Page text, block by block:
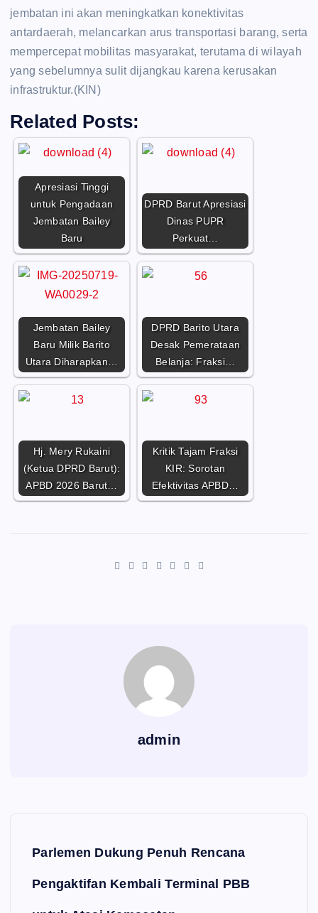
jembatan ini akan meningkatkan konektivitas
antardaerah, melancarkan arus transportasi barang, serta
mempercepat mobilitas masyarakat, terutama di wilayah
yang sebelumnya sulit dijangkau karena kerusakan
infrastruktur.(KIN)
Related Posts:
Apresiasi Tinggi
untuk Pengadaan
Jembatan Bailey
Baru
DPRD Barut Apresiasi
Dinas PUPR
Perkuat…
Jembatan Bailey
Baru Milik Barito
Utara Diharapkan…
DPRD Barito Utara
Desak Pemerataan
Belanja: Fraksi…
Hj. Mery Rukaini
(Ketua DPRD Barut):
APBD 2026 Barut…
Kritik Tajam Fraksi
KIR: Sorotan
Efektivitas APBD…
admin
Parlemen Dukung Penuh Rencana
Pengaktifan Kembali Terminal PBB